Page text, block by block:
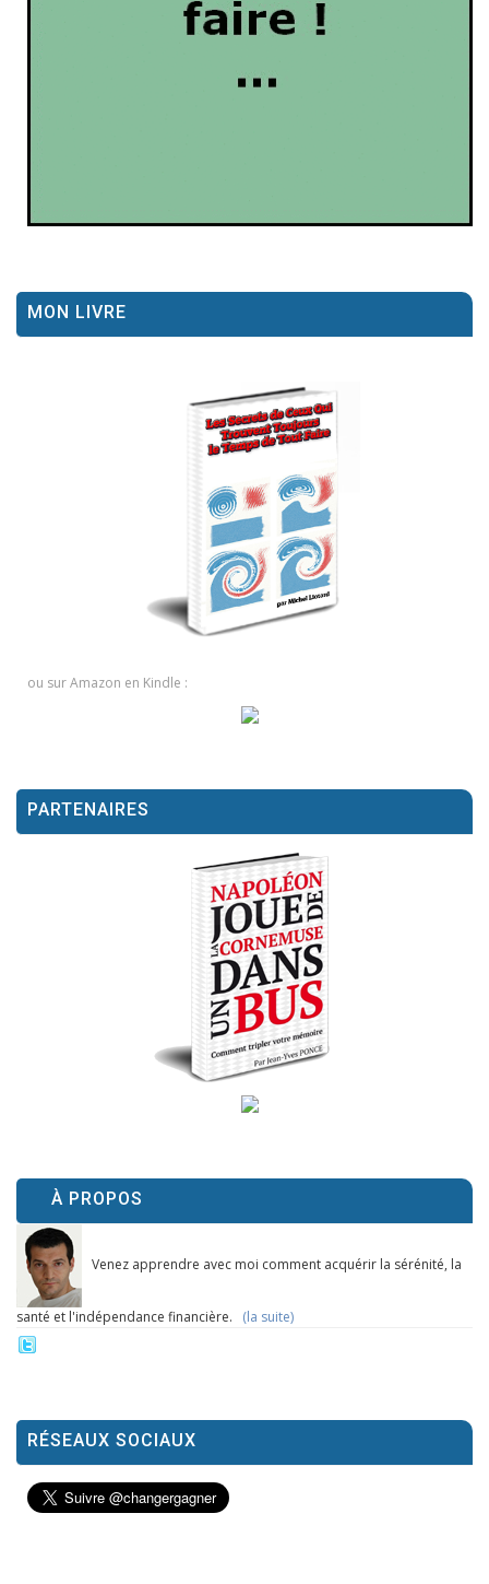
MON LIVRE
ou sur Amazon en Kindle :
PARTENAIRES
À PROPOS
Venez apprendre avec moi comment acquérir la sérénité, la
santé et l'indépendance financière. (la suite)
RÉSEAUX SOCIAUX